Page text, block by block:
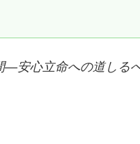
―安心立命への道しる